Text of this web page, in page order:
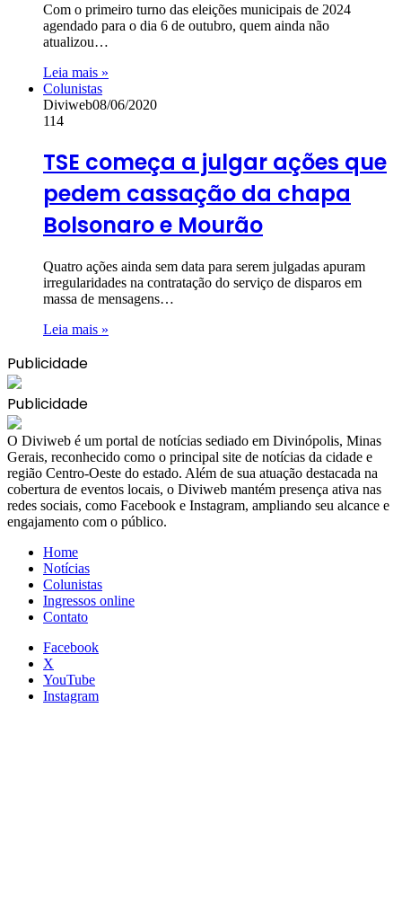
Com o primeiro turno das eleições municipais de 2024
agendado para o dia 6 de outubro, quem ainda não
atualizou…
Leia mais »
Colunistas
Diviweb08/06/2020
114
TSE começa a julgar ações que
pedem cassação da chapa
Bolsonaro e Mourão
Quatro ações ainda sem data para serem julgadas apuram
irregularidades na contratação do serviço de disparos em
massa de mensagens…
Leia mais »
Publicidade
Publicidade
​O Diviweb é um portal de notícias sediado em Divinópolis, Minas
Gerais, reconhecido como o principal site de notícias da cidade e
região Centro-Oeste do estado. Além de sua atuação destacada na
cobertura de eventos locais, o Diviweb mantém presença ativa nas
redes sociais, como Facebook e Instagram, ampliando seu alcance e
engajamento com o público.
Home
Notícias
Colunistas
Ingressos online
Contato
Facebook
X
YouTube
Instagram